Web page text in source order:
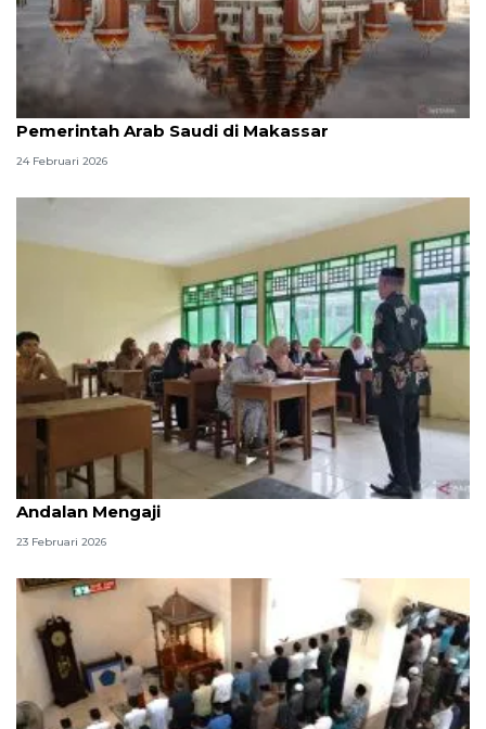
Ribuan orang ikuti buka puasa bersama program
Pemerintah Arab Saudi di Makassar
24 Februari 2026
Sulsel cegah buta aksara Al Quran lewat Ramadhan
Andalan Mengaji
23 Februari 2026